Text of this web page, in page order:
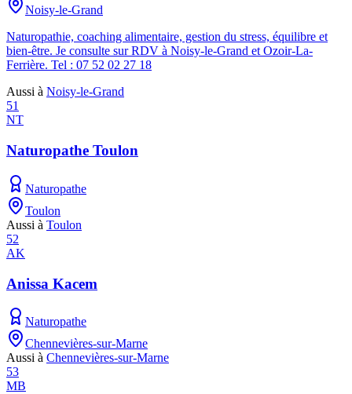
Noisy-le-Grand
Naturopathie, coaching alimentaire, gestion du stress, équilibre et
bien-être. Je consulte sur RDV à Noisy-le-Grand et Ozoir-La-
Ferrière. Tel : 07 52 02 27 18
Aussi à Noisy-le-Grand
51
NT
Naturopathe Toulon
Naturopathe
Toulon
Aussi à Toulon
52
AK
Anissa Kacem
Naturopathe
Chennevières-sur-Marne
Aussi à Chennevières-sur-Marne
53
MB